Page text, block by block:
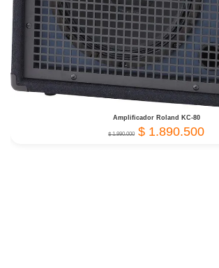
Amplificador Roland KC-80
$1.990.000 $ 1.890.500